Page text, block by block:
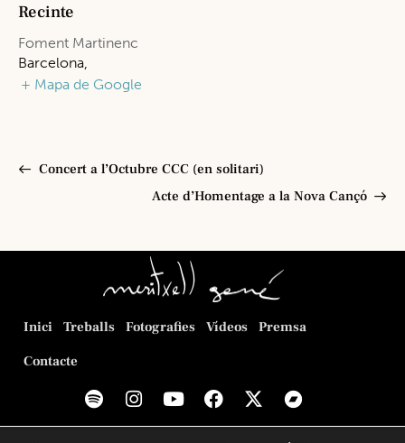
Recinte
Foment Martinenc
Barcelona,
+ Mapa de Google
Concert a l’Octubre CCC (en solitari)
Acte d’Homentage a la Nova Cançó
Inici Treballs Fotografies Vídeos
Premsa
Contacte